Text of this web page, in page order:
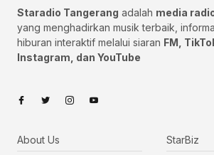
Staradio Tangerang adalah media
yang menghadirkan musik terbaik,
hiburan interaktif melalui siaran FM,
Instagram, dan YouTube
About Us
StarBiz